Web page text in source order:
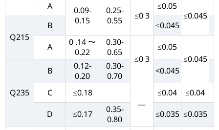
A
0.09-
0.15
0.25-
0.55
≤0 3
≤0.05
≤0.045
Q215
B
≤0.045
A
0 .14 〜
0.22
0.30-
0.65
≤0 3
≤0.05
≤0.045
Q235
B
0.12-
0.20
0.30-
0.70
<0.045
C
≤0.18
—
≤0.04
≤0.04
D
≤0.17
0.35-
0.80
≤0.035 ≤0.035